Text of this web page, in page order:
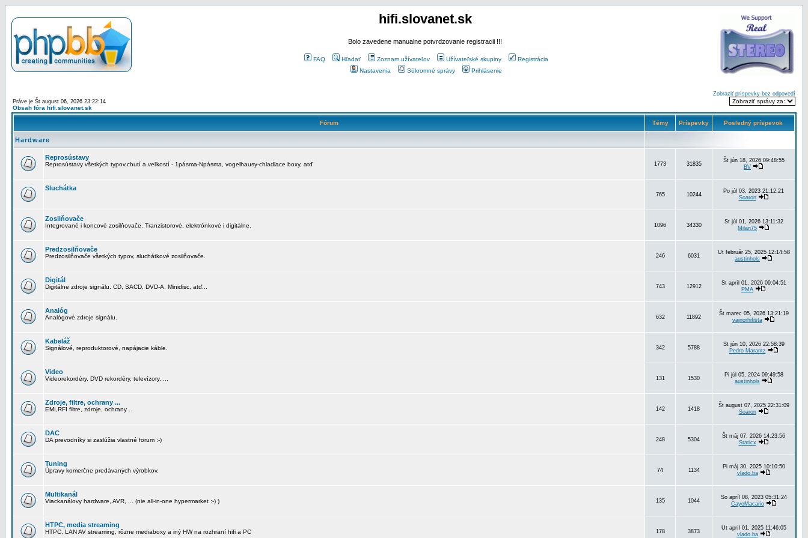
hifi.slovanet.sk
Bolo zavedene manualne potvrdzovanie registracii !!!
FAQ Hľadať Zoznam užívateľov Užívateľské skupiny
Registrácia
Nastavenia
Súkromné správy Prihlásenie
Práve je Št august 06, 2026 23:22:14
Obsah fóra hifi.slovanet.sk
Zobraziť príspevky bez odpovedí
Fórum Témy Príspevky Posledný príspevok
Hardware
Reprosústavy
Reprosústavy všetkých typov,chutí a veľkostí - 1pásma-Npásma, vogelhausy-chladiace boxy, atď 1773 31835
Št jún 18, 2026 09:48:55
BV
Sluchátka
765 10244
Po júl 03, 2023 21:12:21
Soaron
Zosilňovače
Integrované i koncové zosilňovače. Tranzistorové, elektrónkové i digitálne. 1096 34330
St júl 01, 2026 13:11:32
Milan75
Predzosilňovače
Predzosilňovače všetkých typov, sluchátkové zosilňovače. 246 6031
Ut február 25, 2025 12:14:58
austinhols
Digitál
Digitálne zdroje signálu. CD, SACD, DVD-A, Minidisc, atď... 743 12912
St apríl 01, 2026 09:04:51
PMA
Analóg
Analógové zdroje signálu. 632 11892
Št marec 05, 2026 13:21:19
vajnorhifista
Kabeláž
Signálové, reproduktorové, napájacie káble. 342 5788
St jún 10, 2026 22:58:39
Pedro Marantz
Video
Videorekordéry, DVD rekordéry, televízory, ... 131 1530
Pi júl 05, 2024 09:49:58
austinhols
Zdroje, filtre, ochrany ...
EMI,RFI filtre, zdroje, ochrany ... 142 1418
Št august 07, 2025 22:31:09
Soaron
DAC
DA prevodníky si zaslúžia vlastné forum :-) 248 5304
Št máj 07, 2026 14:23:56
Staticx
Tuning
Úpravy komerčne predávaných výrobkov. 74 1134
Pi máj 30, 2025 10:10:50
vlado.ba
Multikanál
Viackanálovy hardware, AVR, ... (nie all-in-one hypermarket :-) ) 135 1044
So apríl 08, 2023 05:31:24
CayoMacario
HTPC, media streaming
HTPC, LAN AV streaming, rôzne mediaboxy a iný HW na rozhraní hifi a PC 178 3873
Ut apríl 01, 2025 11:46:05
vlado.ba